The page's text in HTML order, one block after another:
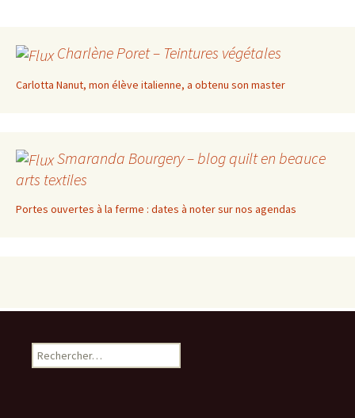
Charlène Poret – Teintures végétales
Carlotta Nanut, mon élève italienne, a obtenu son master
Smaranda Bourgery – blog quilt en beauce
arts textiles
Portes ouvertes à la ferme : dates à noter sur nos agendas
Rechercher :